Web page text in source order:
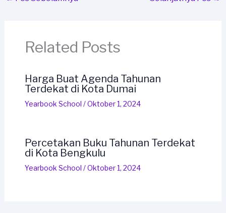
Related Posts
Harga Buat Agenda Tahunan
Terdekat di Kota Dumai
Yearbook School /Oktober 1, 2024
Percetakan Buku Tahunan Terdekat
di Kota Bengkulu
Yearbook School /Oktober 1, 2024